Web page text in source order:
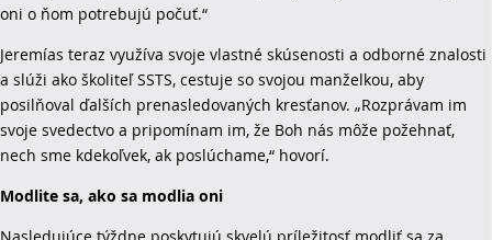
oni o ňom potrebujú počuť.“
Jeremías teraz využíva svoje vlastné skúsenosti a odborné znalosti
a slúži ako školiteľ SSTS, cestuje so svojou manželkou, aby
posilňoval ďalších prenasledovaných kresťanov. „Rozprávam im
svoje svedectvo a pripomínam im, že Boh nás môže požehnať,
nech sme kdekoľvek, ak poslúchame,“ hovorí.
Modlite sa, ako sa modlia oni